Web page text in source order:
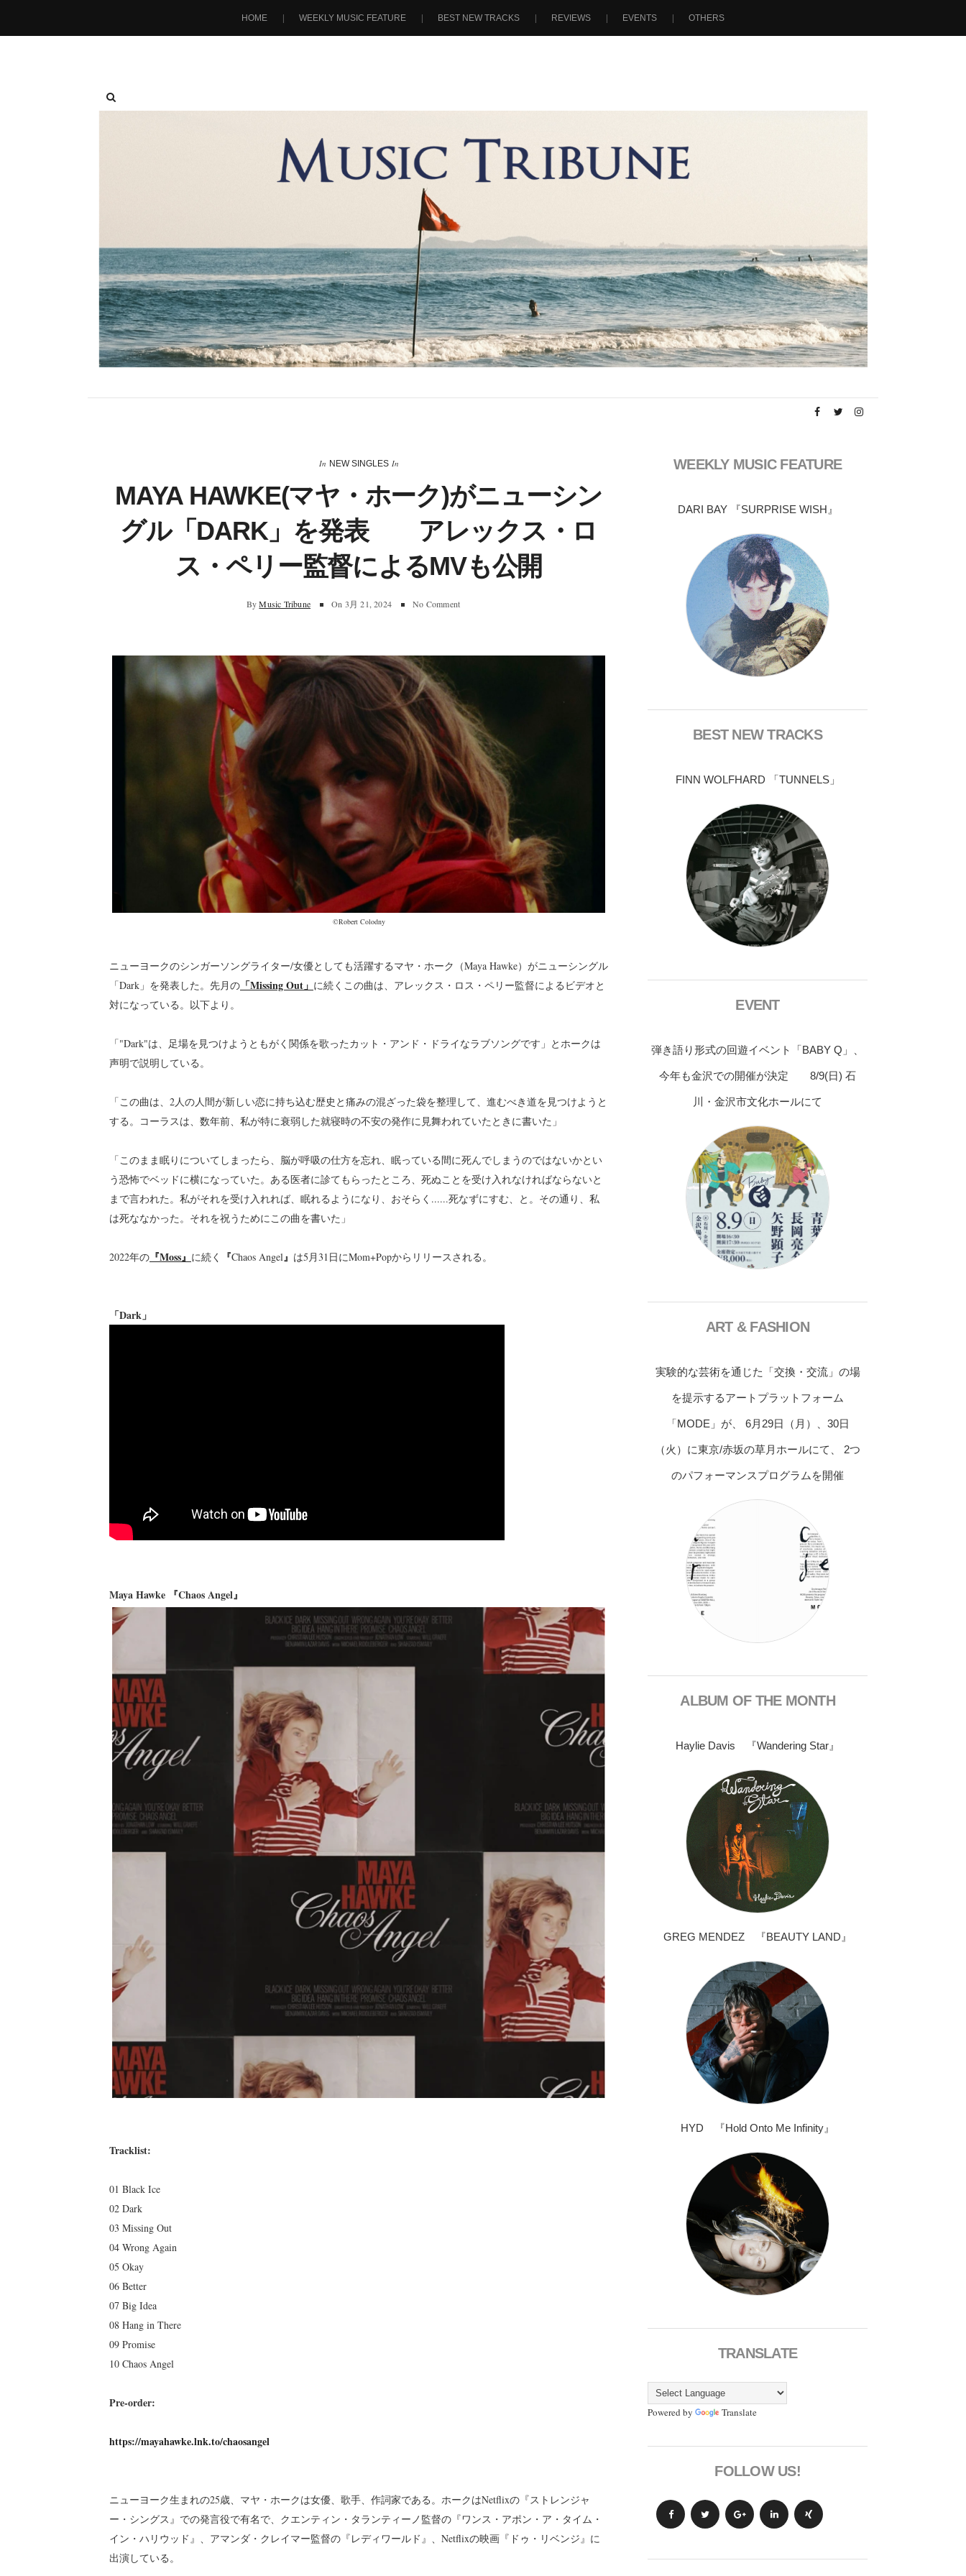
HOME WEEKLY MUSIC FEATURE BEST NEW TRACKS REVIEWS EVENTS OTHERS
In NEW SINGLES In
MAYA HAWKE(マヤ・ホーク)がニューシン
グル「DARK」を発表 アレックス・ロ
ス・ペリー監督によるMVも公開
By Music Tribune On 3月 21, 2024 No Comment
©︎Robert Colodny
ニューヨークのシンガーソングライター/女優としても活躍するマヤ・ホーク（Maya Hawke）がニューシングル
「Dark」を発表した。先月の 「Missing Out」 に続くこの曲は、アレックス・ロス・ペリー監督によるビデオと
対になっている。以下より。
「"Dark"は、足場を見つけようともがく関係を歌ったカット・アンド・ドライなラブソングです」とホークは
声明で説明している。
「この曲は、2人の人間が新しい恋に持ち込む歴史と痛みの混ざった袋を整理して、進むべき道を見つけようと
する。コーラスは、数年前、私が特に衰弱した就寝時の不安の発作に見舞われていたときに書いた」
「このまま眠りについてしまったら、脳が呼吸の仕方を忘れ、眠っている間に死んでしまうのではないかとい
う恐怖でベッドに横になっていた。ある医者に診てもらったところ、死ぬことを受け入れなければならないと
まで言われた。私がそれを受け入れれば、眠れるようになり、おそらく......死なずにすむ、と。その通り、私
は死ななかった。それを祝うためにこの曲を書いた」
2022年の 『Moss』 に続く 『Chaos Angel』 は5月31日にMom+Popからリリースされる。
「Dark」
Maya Hawke 『Chaos Angel』
Tracklist:
01 Black Ice
02 Dark
03 Missing Out
04 Wrong Again
05 Okay
06 Better
07 Big Idea
08 Hang in There
09 Promise
10 Chaos Angel
Pre-order:
https://mayahawke.lnk.to/chaosangel
ニューヨーク生まれの25歳、マヤ・ホークは女優、歌手、作詞家である。ホークはNetflixの『ストレンジャ
ー・シングス』での発言役で有名で、クエンティン・タランティーノ監督の『ワンス・アポン・ア・タイム・
イン・ハリウッド』、アマンダ・クレイマー監督の『レディワールド』、Netflixの映画『ドゥ・リベンジ』に
出演している。
WEEKLY MUSIC FEATURE
DARI BAY 『SURPRISE WISH』
BEST NEW TRACKS
FINN WOLFHARD 「TUNNELS」
EVENT
弾き語り形式の回遊イベント「BABY Q」、
今年も金沢での開催が決定 8/9(日) 石
川・金沢市文化ホールにて
ART & FASHION
実験的な芸術を通じた「交換・交流」の場
を提示するアートプラットフォーム
「MODE」が、 6月29日（月）、30日
（火）に東京/赤坂の草月ホールにて、 2つ
のパフォーマンスプログラムを開催
ALBUM OF THE MONTH
Haylie Davis 『Wandering Star』
GREG MENDEZ 『BEAUTY LAND』
HYD 『Hold Onto Me Infinity』
TRANSLATE
Powered by Translate
FOLLOW US!